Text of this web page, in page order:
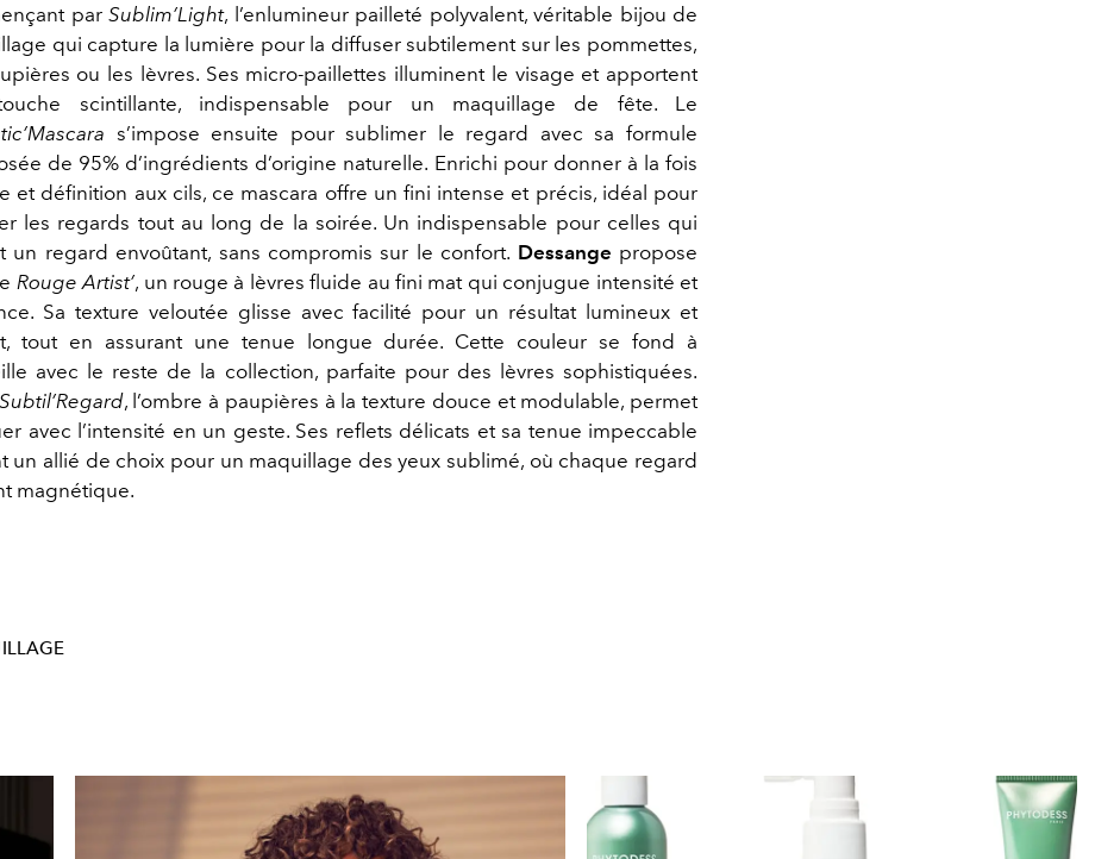
par Sublim’Light, l’enlumineur pailleté polyvalent, véritable bijou de
qui capture la lumière pour la diffuser subtilement sur les pommettes,
ou les lèvres. Ses micro-paillettes illuminent le visage et apportent
scintillante, indispensable pour un maquillage de fête. Le
s’impose ensuite pour sublimer le regard avec sa formule
de 95% d’ingrédients d’origine naturelle. Enrichi pour donner à la fois
et définition aux cils, ce mascara offre un fini intense et précis, idéal pour
les regards tout au long de la soirée. Un indispensable pour celles qui
un regard envoûtant, sans compromis sur le confort. Dessange propose
Rouge Artist’, un rouge à lèvres fluide au fini mat qui conjugue intensité et
Sa texture veloutée glisse avec facilité pour un résultat lumineux et
tout en assurant une tenue longue durée. Cette couleur se fond à
avec le reste de la collection, parfaite pour des lèvres sophistiquées.
Subtil’Regard, l’ombre à paupières à la texture douce et modulable, permet
avec l’intensité en un geste. Ses reflets délicats et sa tenue impeccable
un allié de choix pour un maquillage des yeux sublimé, où chaque regard
magnétique.